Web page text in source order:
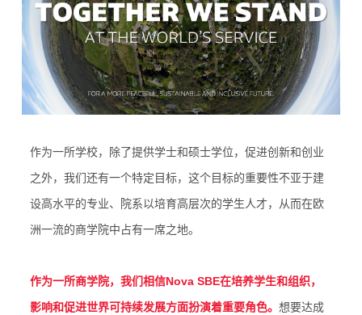
作为一所学校，除了提供学士和硕士学位，促进创新和创业
之外，我们还有一个特定目标，这个目标的重要性不亚于建
设高水平的专业、院系以培育高层次的学生人才，从而在欧
洲一流的商学院中占有一席之地。
作为一所商学院， 我们相信Nova SBE在培养学生和组织，
影响和促进世界可持续发展方面扮演着重要角色。 想要达成